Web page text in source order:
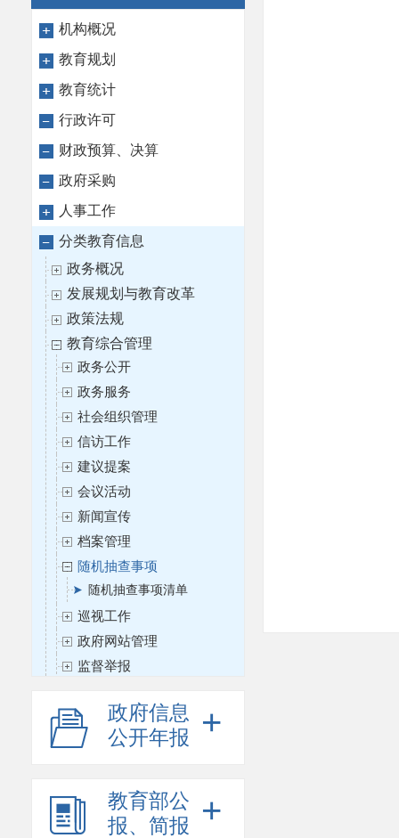
机构概况
教育规划
教育统计
行政许可
财政预算、决算
政府采购
人事工作
分类教育信息
政务概况
发展规划与教育改革
政策法规
教育综合管理
政务公开
政务服务
社会组织管理
信访工作
建议提案
会议活动
新闻宣传
档案管理
随机抽查事项
随机抽查事项清单
巡视工作
政府网站管理
监督举报
职业与成人教育
高等教育
教育督导
教师工作
政府信息
公开年报
+
教育部公
报、简报
+